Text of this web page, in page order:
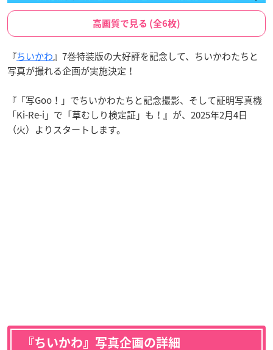
高画質で見る (全6枚)
『ちいかわ』7巻特装版の大好評を記念して、ちいかわたちと
写真が撮れる企画が実施決定！
『「写Goo！」でちいかわたちと記念撮影、そして証明写真機
「Ki-Re-i」で「草むしり検定証」も！』が、2025年2月4日
（火）よりスタートします。
『ちいかわ』写真企画の詳細